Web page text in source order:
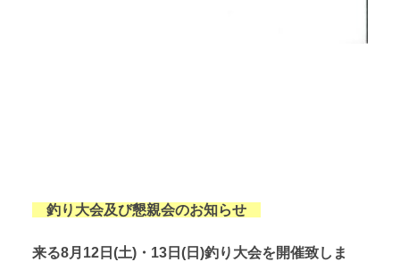
釣り大会及び懇親会のお知らせ
来る8月12日(土)・13日(日)釣り大会を開催致しま